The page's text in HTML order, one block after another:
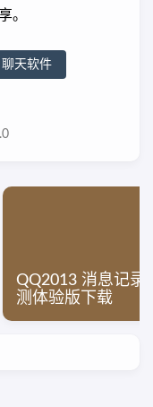
。
聊天软件
QQ2013 消息记录
测体验版下载